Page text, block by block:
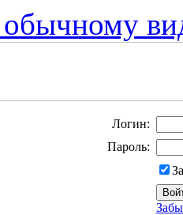
обычному
Логин:
Пароль: